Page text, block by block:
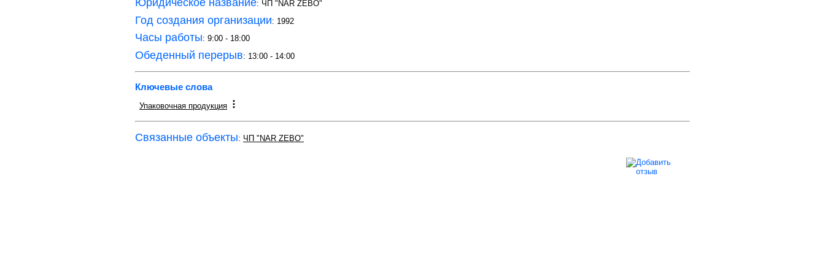
Юридическое название: ЧП "NAR ZEBO"
Год создания организации: 1992
Часы работы: 9:00 - 18:00
Обеденный перерыв: 13:00 - 14:00
Ключевые слова
Упаковочная продукция
Связанные объекты: ЧП "NAR ZEBO"